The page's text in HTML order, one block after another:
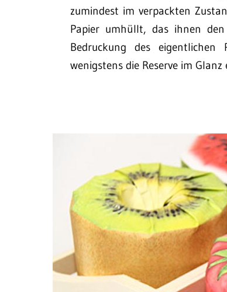
zumindest im verpackten
Papier umhüllt, das ihnen
Bedruckung des
wenigstens die Reserve im